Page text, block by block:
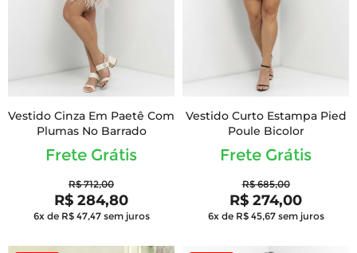
Vestido Cinza Em Paetê Com
Plumas No Barrado
Frete Grátis
R$ 712,00
R$ 284,80
6x de R$ 47,47 sem juros
Vestido Curto Estampa Pied
Poule Bicolor
Frete Grátis
R$ 685,00
R$ 274,00
6x de R$ 45,67 sem juros